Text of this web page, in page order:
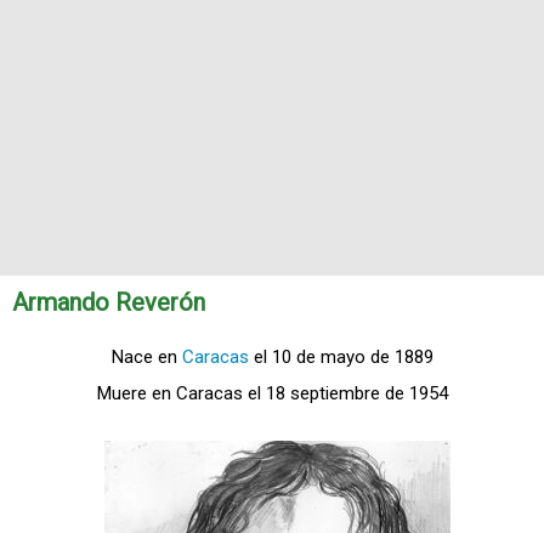
Armando Reverón
Nace en Caracas el 10 de mayo de 1889
Muere en Caracas el 18 septiembre de 1954